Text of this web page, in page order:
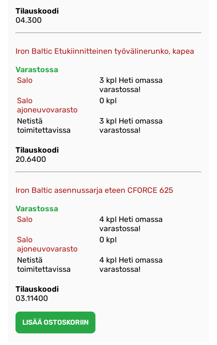
Tilauskoodi
04.300
Iron Baltic Etukiinnitteinen työvälinerunko, kapea
Varastossa
Salo
3 kpl Heti omassa
varastossa!
Salo
ajoneuvovarasto
0 kpl
Netistä
toimitettavissa
3 kpl Heti omassa
varastossa!
Tilauskoodi
20.6400
Iron Baltic asennussarja eteen CFORCE 625
Varastossa
Salo
4 kpl Heti omassa
varastossa!
Salo
ajoneuvovarasto
0 kpl
Netistä
toimitettavissa
4 kpl Heti omassa
varastossa!
Tilauskoodi
03.11400